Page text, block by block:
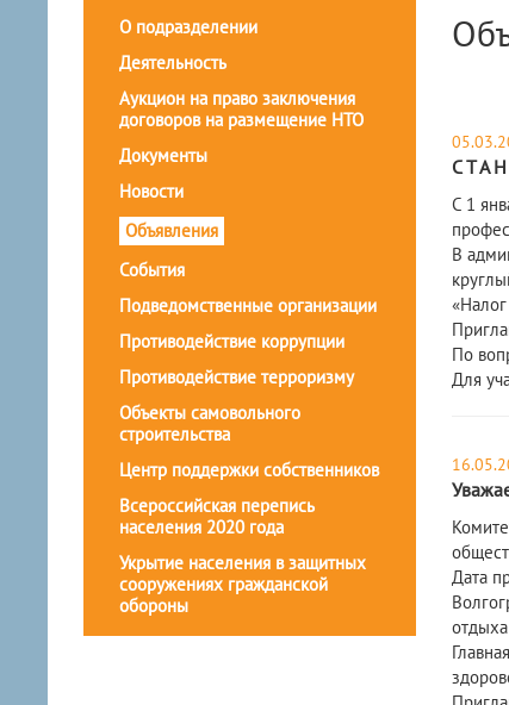
О подразделении
Деятельность
Аукцион на право заключения
договоров на размещение НТО
Документы
Новости
Объявления
События
Подведомственные организации
Противодействие коррупции
Противодействие терроризму
Объекты самовольного
строительства
Центр поддержки собственников
Всероссийская перепись
населения 2020 года
Укрытие населения в защитных
сооружениях гражданской
обороны
С Т А
С 1
В
По
Для
Дата